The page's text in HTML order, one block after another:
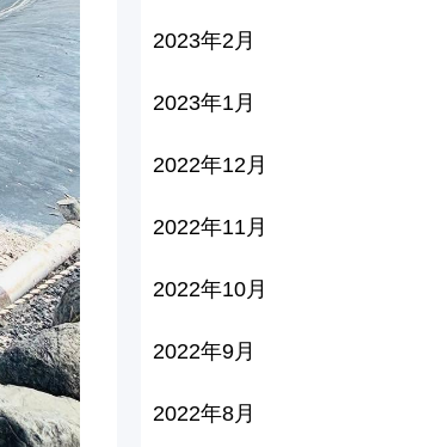
2023年2月
2023年1月
2022年12月
2022年11月
2022年10月
2022年9月
2022年8月